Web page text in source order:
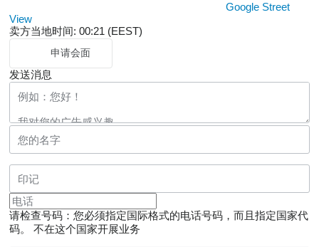
Google Street
View
卖方当地时间: 00:21 (EEST)
申请会面
发送消息
请检查号码：您必须指定国际格式的电话号码，而且指定国家代
码。
不在这个国家开展业务